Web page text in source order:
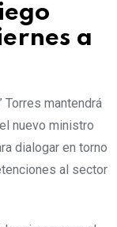
a
Torres mantendrá
nuevo ministro
dialogar en torno
al sector